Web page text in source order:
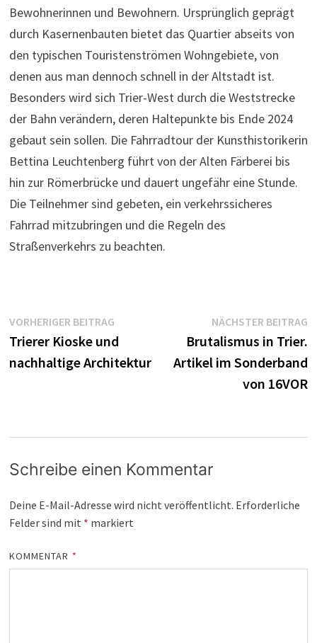
Bewohnerinnen und Bewohnern. Ursprünglich geprägt
durch Kasernenbauten bietet das Quartier abseits von
den typischen Touristenströmen Wohngebiete, von
denen aus man dennoch schnell in der Altstadt ist.
Besonders wird sich Trier-West durch die Weststrecke
der Bahn verändern, deren Haltepunkte bis Ende 2024
gebaut sein sollen. Die Fahrradtour der Kunsthistorikerin
Bettina Leuchtenberg führt von der Alten Färberei bis
hin zur Römerbrücke und dauert ungefähr eine Stunde.
Die Teilnehmer sind gebeten, ein verkehrssicheres
Fahrrad mitzubringen und die Regeln des
Straßenverkehrs zu beachten.
Beitragsnavigation
VORHERIGER BEITRAGVorheriger
Beitrag:
Trierer Kioske und
nachhaltige Architektur
NÄCHSTER BEITRAG
Brutalismus in Trier.
Artikel im Sonderband
von 16VOR
Schreibe einen Kommentar
Deine E-Mail-Adresse wird nicht veröffentlicht. Erforderliche
Felder sind mit * markiert
KOMMENTAR *